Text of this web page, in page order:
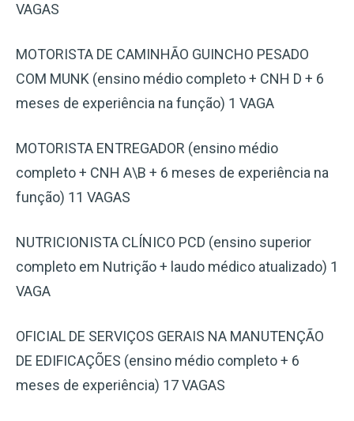
VAGAS
MOTORISTA DE CAMINHÃO GUINCHO PESADO
COM MUNK (ensino médio completo + CNH D + 6
meses de experiência na função) 1 VAGA
MOTORISTA ENTREGADOR (ensino médio
completo + CNH A\B + 6 meses de experiência na
função) 11 VAGAS
NUTRICIONISTA CLÍNICO PCD (ensino superior
completo em Nutrição + laudo médico atualizado) 1
VAGA
OFICIAL DE SERVIÇOS GERAIS NA MANUTENÇÃO
DE EDIFICAÇÕES (ensino médio completo + 6
meses de experiência) 17 VAGAS